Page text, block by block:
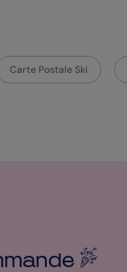
Carte Postale Ski